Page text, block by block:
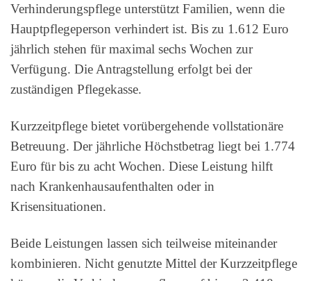
Verhinderungspflege unterstützt Familien, wenn die
Hauptpflegeperson verhindert ist. Bis zu 1.612 Euro
jährlich stehen für maximal sechs Wochen zur
Verfügung. Die Antragstellung erfolgt bei der
zuständigen Pflegekasse.
Kurzzeitpflege bietet vorübergehende vollstationäre
Betreuung. Der jährliche Höchstbetrag liegt bei 1.774
Euro für bis zu acht Wochen. Diese Leistung hilft
nach Krankenhausaufenthalten oder in
Krisensituationen.
Beide Leistungen lassen sich teilweise miteinander
kombinieren. Nicht genutzte Mittel der Kurzzeitpflege